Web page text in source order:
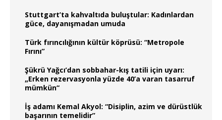
Stuttgart’ta kahvaltıda buluştular: Kadınlardan
güce, dayanışmadan umuda
Türk fırıncılığının kültür köprüsü: “Metropole
Fırını”
Şükrü Yağcı’dan sobbahar-kış tatili için uyarı:
„Erken rezervasyonla yüzde 40’a varan tasarruf
mümkün“
İş adamı Kemal Akyol: “Disiplin, azim ve dürüstlük
başarının temelidir”